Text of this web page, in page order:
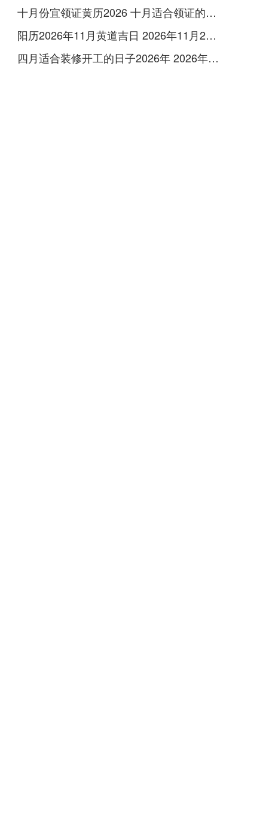
十月份宜领证黄历2026 十月适合领证的好日子2026年
阳历2026年11月黄道吉日 2026年11月26日阳历黄道吉日
四月适合装修开工的日子2026年 2026年四月份适合装修开工的黄道吉日